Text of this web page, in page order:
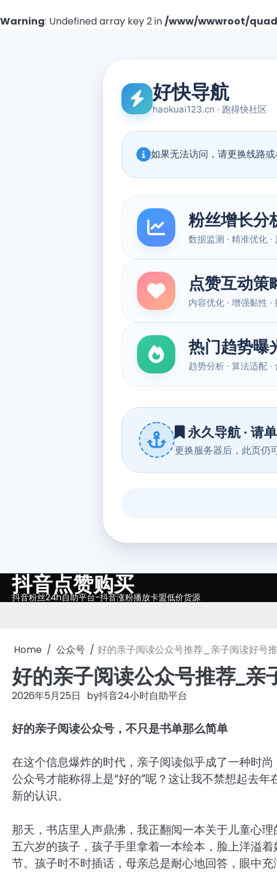
Warning: Undefined array key 2 in/www/wwwroot/
Skip抖音点赞购买
抖音粉丝24h自助平台-抖音涨粉播放卡盟低价货源
Home 公众号 好的亲子阅读公众号推荐_亲子阅读好号
好的亲子阅读公众号推荐_亲
2026年5月25日 by抖音24小时自助平台
好的亲子阅读公众号，不只是书单那么简单
在这个信息爆炸的时代，亲子阅读似乎成了一种时
公众号才能称得上是“好的”呢？这让我不禁想起去
新的认识。
那天，书店里人声鼎沸，我正翻阅一本关于儿童心
五六岁的孩子，孩子手里拿着一本绘本，脸上洋溢
节。孩子时不时插话，母亲总是耐心地回答，眼中充